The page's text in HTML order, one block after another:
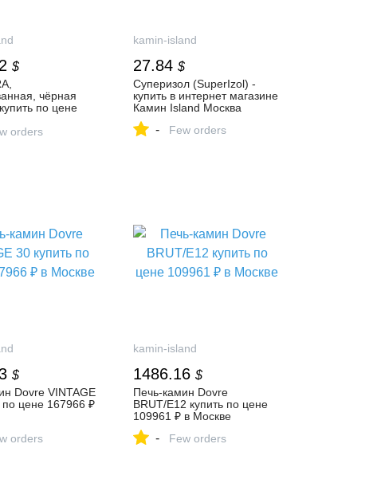
$
чёрная
по цене
orders
kamin-island
27.84 $
Суперизол (SuperIzol) -
купить в интернет магазине
Камин Island Москва
- Few orders
$
Dovre VINTAGE
по цене 167966 ₽
orders
kamin-island
1486.16 $
Печь-камин Dovre
BRUT/E12 купить по цене
109961 ₽ в Москве
- Few orders